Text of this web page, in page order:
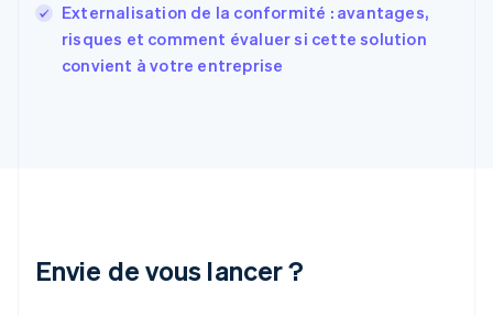
Externalisation de la conformité : avantages,
risques et comment évaluer si cette solution
convient à votre entreprise
Envie de vous lancer ?
France
FrançaisEnglish
Gibraltar
English
Italie